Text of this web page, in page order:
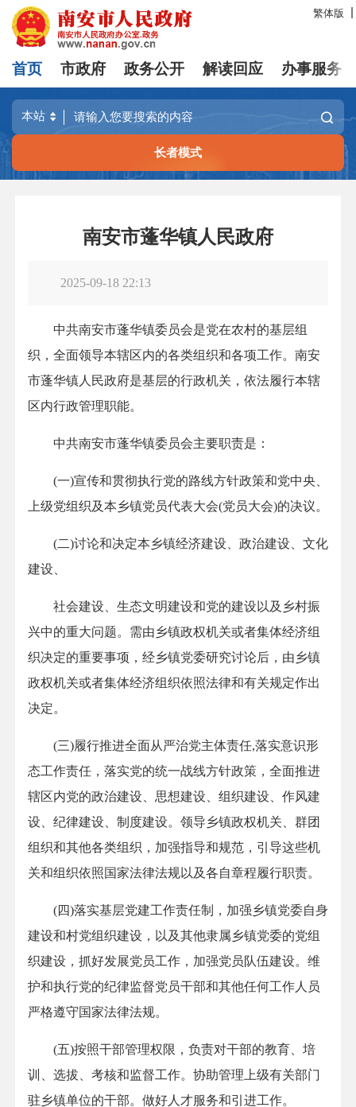
繁体版
首页 市政府 政务公开 解读回应 办事服务
长者模式
南安市蓬华镇人民政府
2025-09-18 22:13
中共南安市蓬华镇委员会是党在农村的基层组
织，全面领导本辖区内的各类组织和各项工作。南安
市蓬华镇人民政府是基层的行政机关，依法履行本辖
区内行政管理职能。
中共南安市蓬华镇委员会主要职责是：
(一)宣传和贯彻执行党的路线方针政策和党中央、
上级党组织及本乡镇党员代表大会(党员大会)的决议。
(二)讨论和决定本乡镇经济建设、政治建设、文化
建设、
社会建设、生态文明建设和党的建设以及乡村振
兴中的重大问题。需由乡镇政权机关或者集体经济组
织决定的重要事项，经乡镇党委研究讨论后，由乡镇
政权机关或者集体经济组织依照法律和有关规定作出
决定。
(三)履行推进全面从严治党主体责任,落实意识形
态工作责任，落实党的统一战线方针政策，全面推进
辖区内党的政治建设、思想建设、组织建设、作风建
设、纪律建设、制度建设。领导乡镇政权机关、群团
组织和其他各类组织，加强指导和规范，引导这些机
关和组织依照国家法律法规以及各自章程履行职责。
(四)落实基层党建工作责任制，加强乡镇党委自身
建设和村党组织建设，以及其他隶属乡镇党委的党组
织建设，抓好发展党员工作，加强党员队伍建设。维
护和执行党的纪律监督党员干部和其他任何工作人员
严格遵守国家法律法规。
(五)按照干部管理权限，负责对干部的教育、培
训、选拔、考核和监督工作。协助管理上级有关部门
驻乡镇单位的干部。做好人才服务和引进工作。